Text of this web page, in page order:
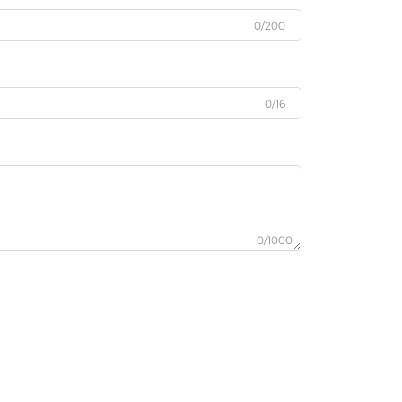
0/200
0/16
0/1000